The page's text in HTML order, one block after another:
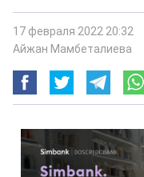
17 февраля 2022 20:32
Айжан Мамбеталиева